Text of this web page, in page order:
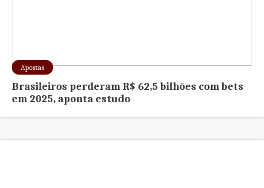
Apostas
Brasileiros perderam R$ 62,5 bilhões com bets
em 2025, aponta estudo